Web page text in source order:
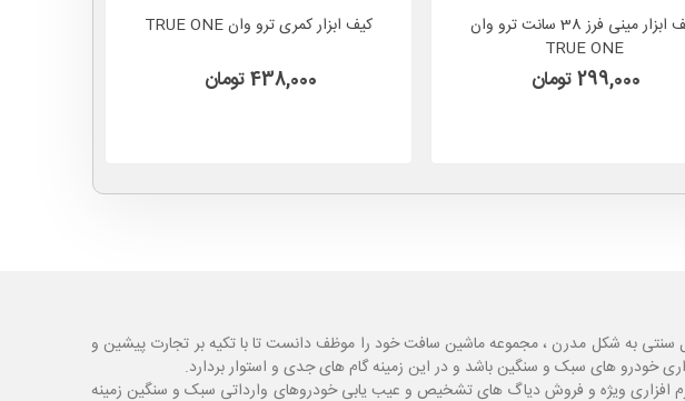
کیف ابزار مینی فرز 38 سانت ترو وان
TRUE ONE
299,000 تومان
کيف ابزار کمری ترو وان TRUE ONE
438,000 تومان
سنتی به شکل مدرن ، مجموعه ماشین سافت خود را موظف دانست تا با تکیه بر تجارت پیشین و
خودرو های سبک و سنگین باشد و در این زمینه گام های جدی و استوار بردارد.
افزاری ویژه و فروش دیاگ های تشخیص و عیب یابی خودروهای وارداتی سبک و سنگین زمینه